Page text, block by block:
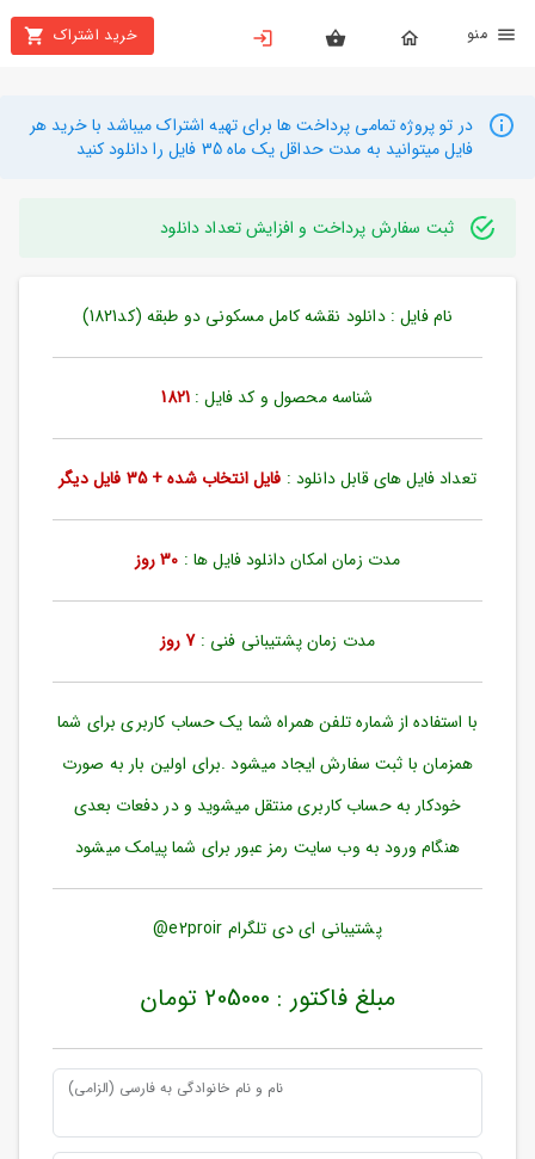
خرید اشتراک
بستن
محصولات
تهیه
راهنما
دانلود
کاربری
نام
بازیابی
رمز
مندی
ها
در تو پروژه تمامی پرداخت ها برای تهیه اشتراک میباشد با خرید هر
فایل میتوانید به مدت حداقل یک ماه 35 فایل را دانلود کنید
ثبت سفارش پرداخت و افزایش تعداد دانلود
نام فایل : دانلود نقشه کامل مسکونی دو طبقه (کد1821)
شناسه محصول و کد فایل : 1821
تعداد فایل های قابل دانلود : فایل انتخاب شده + 35 فایل دیگر
مدت زمان امکان دانلود فایل ها : 30 روز
مدت زمان پشتیبانی فنی :7 روز
با استفاده از شماره تلفن همراه شما یک حساب کاربری برای شما
همزمان با ثبت سفارش ایجاد میشود .برای اولین بار به صورت
خودکار به حساب کاربری منتقل میشوید و در دفعات بعدی
هنگام ورود به وب سایت رمز عبور برای شما پیامک میشود
پشتیبانی ای دی تلگرام e2proir@
مبلغ فاکتور : 205000 تومان
نام و نام خانوادگی به فارسی (الزامی)